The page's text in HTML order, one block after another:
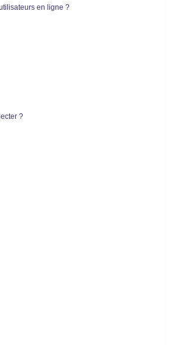
en ligne ?
?